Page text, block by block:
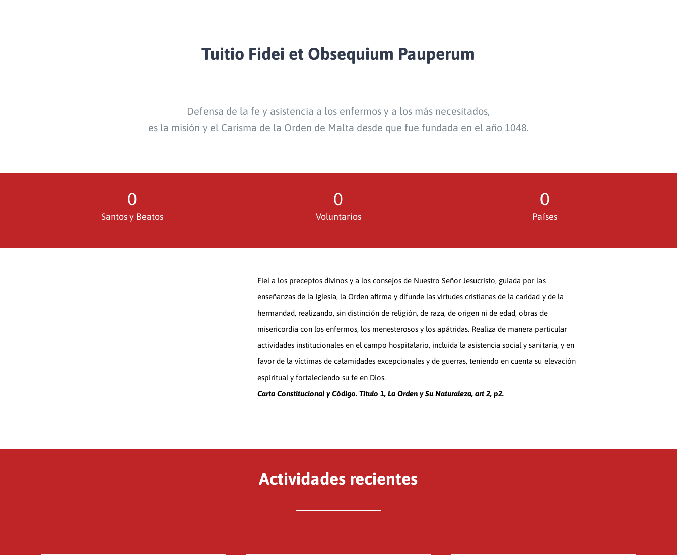
Tuitio Fidei et Obsequium Pauperum
Defensa de la fe y asistencia a los enfermos y a los más necesitados,
es la misión y el Carisma de la Orden de Malta desde que fue fundada en el año 1048.
0
Santos y Beatos
0
Voluntarios
0
Países
Fiel a los preceptos divinos y a los consejos de Nuestro Señor Jesucristo, guiada por las
enseñanzas de la Iglesia, la Orden afirma y difunde las virtudes cristianas de la caridad y de la
hermandad, realizando, sin distinción de religión, de raza, de origen ni de edad, obras de
misericordia con los enfermos, los menesterosos y los apátridas. Realiza de manera particular
actividades institucionales en el campo hospitalario, incluida la asistencia social y sanitaria, y en
favor de la víctimas de calamidades excepcionales y de guerras, teniendo en cuenta su elevación
espiritual y fortaleciendo su fe en Dios.
Carta Constitucional y Código. Título 1, La Orden y Su Naturaleza, art 2, p2.
Actividades recientes